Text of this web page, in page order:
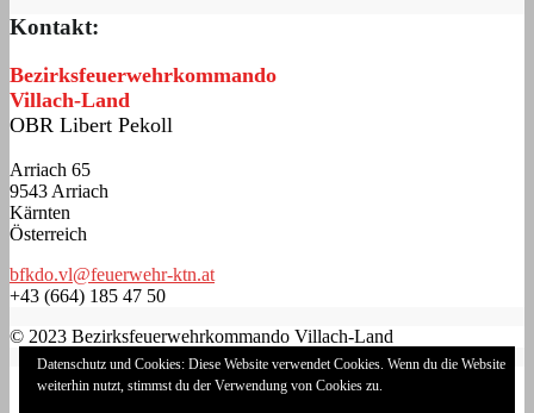
Kontakt:
Bezirksfeuerwehrkommando
Villach-Land
OBR Libert Pekoll
Arriach 65
9543 Arriach
Kärnten
Österreich
bfkdo.vl@feuerwehr-ktn.at
+43 (664) 185 47 50
© 2023 Bezirksfeuerwehrkommando Villach-Land
Impressum
Datenschutzerklärung
Datenschutz und Cookies: Diese Website verwendet Cookies. Wenn du die Website
weiterhin nutzt, stimmst du der Verwendung von Cookies zu.